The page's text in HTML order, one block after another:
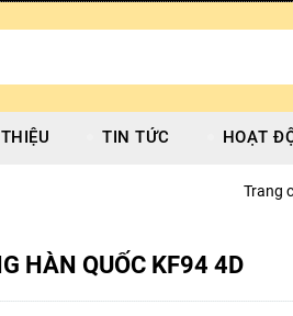
TIN TỨC HOẠT
Trang
HÀN QUỐC KF94 4D